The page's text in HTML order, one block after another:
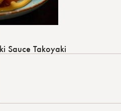
Sauce Takoyaki